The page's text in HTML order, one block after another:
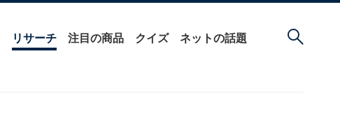
リサーチ 注目の商品 クイズ ネットの話題